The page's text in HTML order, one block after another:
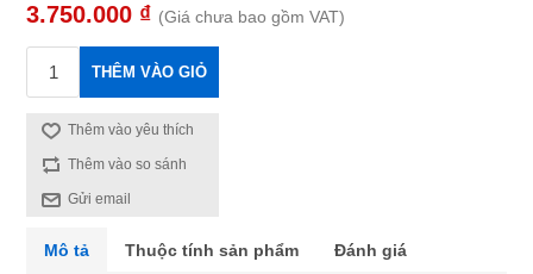
3.750.000 ₫ (Giá chưa bao gồm VAT)
THÊM VÀO GIỎ
Thêm vào yêu thích
Thêm vào so sánh
Gửi email
Mô tả Thuộc tính sản phẩm Đánh giá